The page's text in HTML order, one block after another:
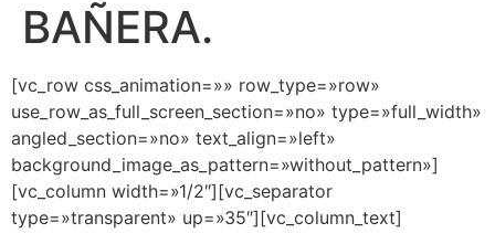
BAÑERA.
[vc_row css_animation=»» row_type=»row»
use_row_as_full_screen_section=»no» type=»full_width»
angled_section=»no» text_align=»left»
background_image_as_pattern=»without_pattern»]
[vc_column width=»1/2″][vc_separator
type=»transparent» up=»35″][vc_column_text]